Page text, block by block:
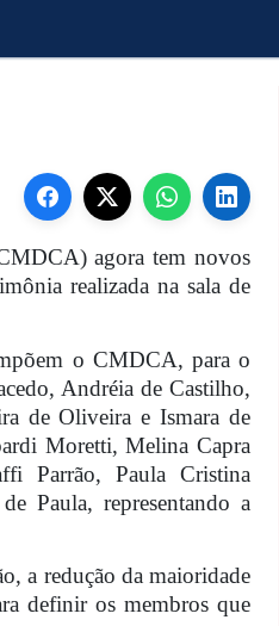
agora tem novos
realizada na sala de
o CMDCA, para o
Andréia de Castilho,
de Oliveira e Ismara de
Moretti, Melina Capra
Parrão, Paula Cristina
Paula, representando a
a redução da maioridade
definir os membros que